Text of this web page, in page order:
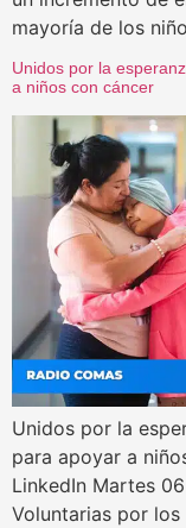
mayoría de los
Unidos por la
a niños con cáncer
Unidos por la
para apoyar a
LinkedIn Martes
Voluntarias por los